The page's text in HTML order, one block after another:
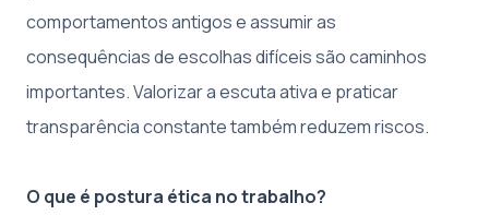
comportamentos antigos e assumir as
consequências de escolhas difíceis são caminhos
importantes. Valorizar a escuta ativa e praticar
transparência constante também reduzem riscos.
O que é postura ética no trabalho?